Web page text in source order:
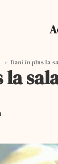
› Bani în plus la
la